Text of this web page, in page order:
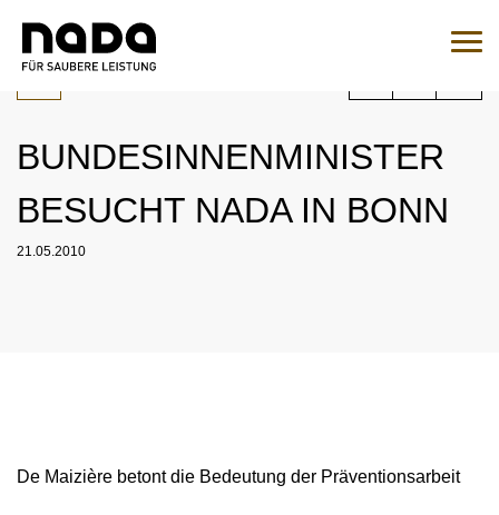
Zum Inhalt springen
Zur Medikamentenabfrage
EN
AUFSICHTSRAT
ENGAGEMENT
ÜBERSICHT
KONTROLLEN
Sie sind hier:
BUNDESINNENMINISTER
BESUCHT NADA IN BONN
21.05.2010
De Maizière betont die Bedeutung der Präventionsarbeit